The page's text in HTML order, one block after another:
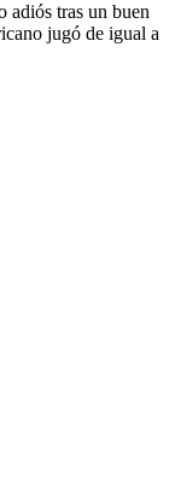
adiós tras un buen
jugó de igual a